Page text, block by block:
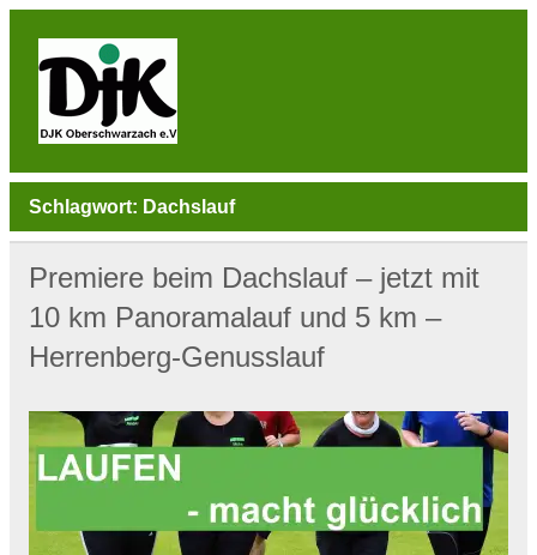
Skip
BEWEGEN! … Sport & Engagement
Schlagwort: Dachslauf
Premiere beim Dachslauf – jetzt mit
10 km Panoramalauf und 5 km –
Herrenberg-Genusslauf